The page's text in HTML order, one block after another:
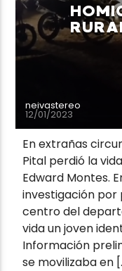
Neiva Estereo
neivastereo
12/01/2023
En extrañas
Pital perdió la
Edward Montes.
investigación por
centro del
vida un joven
Información
se movilizaba en